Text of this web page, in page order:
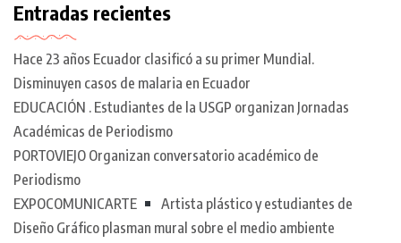
Entradas recientes
Hace 23 años Ecuador clasificó a su primer Mundial.
Disminuyen casos de malaria en Ecuador
EDUCACIÓN . Estudiantes de la USGP organizan Jornadas
Académicas de Periodismo
PORTOVIEJO Organizan conversatorio académico de
Periodismo
EXPOCOMUNICARTE
Artista plástico y estudiantes de
Diseño Gráfico plasman mural sobre el medio ambiente